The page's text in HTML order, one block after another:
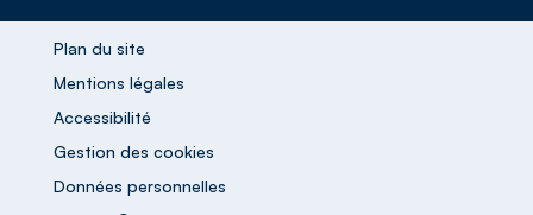
Plan du site
Mentions légales
Accessibilité
Gestion des cookies
Données personnelles